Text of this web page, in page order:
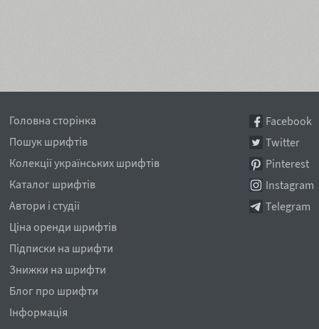
Головна сторінка
Пошук шрифтів
Колекції українських шрифтів
Каталог шрифтів
Автори і студії
Ціна оренди шрифтів
Підписки на шрифти
Знижки на шрифти
Блог про шрифти
Інформація
Facebook
Twitter
Pinterest
Instagram
Telegram